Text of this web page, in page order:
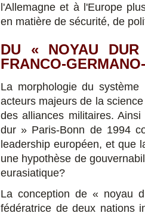
l'Allemagne et à l'Europe
en matière de sécurité, de
DU « NOYAU
FRANCO-
La morphologie du
acteurs majeurs de la
des alliances militaires.
dur » Paris-Bonn de 1994
leadership européen, et que
une hypothèse de
eurasiatique?
La conception de « noyau
fédératrice de deux nations